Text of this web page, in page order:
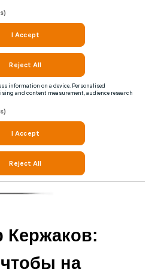
Кержаков:
на